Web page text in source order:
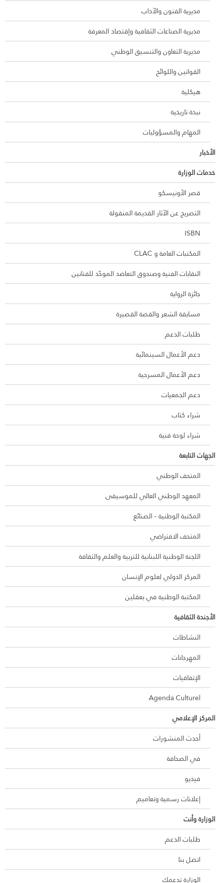
مديرية الفنون والآداب
مديرية الصناعات الثقافية وإقتصاد المعرفة
مديرية التعاون والتنسيق الوطني
القوانين واللوائح
هيكلية
نبذة تاريخية
المهام والمسؤوليات
الأخبار
خدمات الوزارة
قصر الأونيسكو
التصريح عن الآثار القديمة المنقولة
ISBN
المكتبات العامة و CLAC
النقابات الفنية وصندوق التعاضد الموحّد للفنانين
جائزة الرواية
مسابقة الشعر والقصة القصيرة
طلبات الدعم
دعم الأعمال السينمائية
دعم الأعمال المسرحية
دعم الجمعيات
شراء كتاب
شراء لوحة فنية
الجهات التابعة
المتحف الوطني
المعهد الوطني العالي للموسيقى
المكتبة الوطنية - الصنائع
المتحف الافتراضي
اللجنة الوطنية اللبنانية للتربية والعلم والثقافة
المركز الدولي لعلوم الإنسان
المكتبة الوطنية في بعقلين
الأجندة الثقافية
النشاطات
المهرجانات
الإتفاقيات
Agenda Culturel
المركز الإعلامي
أحدث المنشورات
في الصحافة
فيديو
إعلانات رسمية وتعاميم
الوزارة وأنت
طلبات الدعم
اتصل بنا
الوزارة تدعمك